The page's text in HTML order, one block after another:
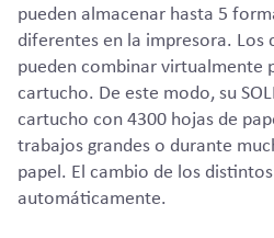
pueden almacenar hasta 5
diferentes en la impresora. Los
pueden combinar virtualmente
cartucho. De este modo, su
cartucho con 4300 hojas de
trabajos grandes o durante
papel. El cambio de los
automáticamente.